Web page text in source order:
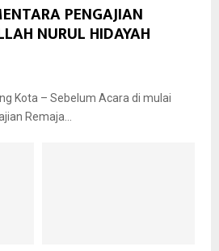
PENGAJIAN
NURUL HIDAYAH
Kota – Sebelum Acara di mulai
Remaja...